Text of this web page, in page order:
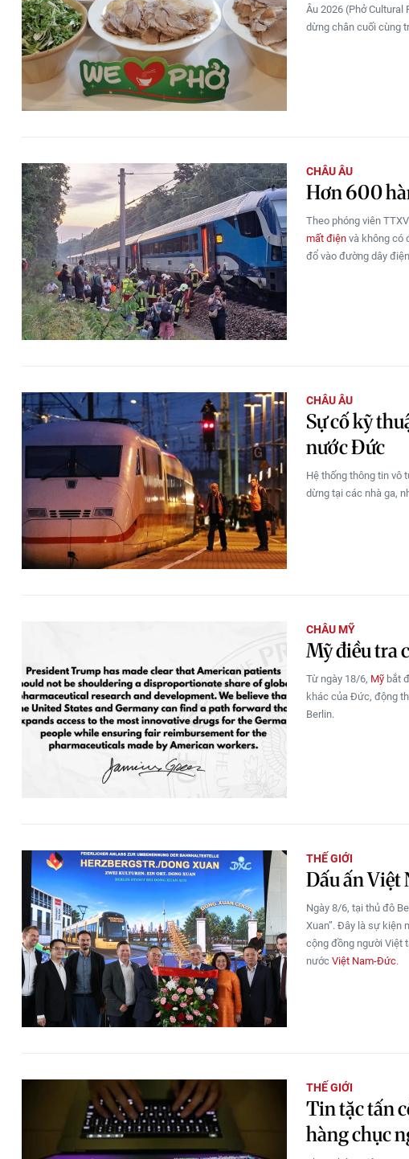
Âu 2026 (Phở Cultural
dừng chân cuối cùng
CHÂU ÂU
Hơn 600
Theo phóng viên
mất điện và không có
đổ vào đường dây
CHÂU ÂU
Sự cố kỹ
nước Đức
Hệ thống thông tin vô
dừng tại các nhà ga,
CHÂU MỸ
Mỹ điều tra
Từ ngày 18/6, Mỹ bắt
khác của Đức, động
Berlin.
THẾ GIỚI
Dấu ấn Việt
Ngày 8/6, tại thủ đô
Xuan”. Đây là sự kiện
cộng đồng người Việt
nước Việt Nam-Đức.
THẾ GIỚI
Tin tặc tấn
hàng chục